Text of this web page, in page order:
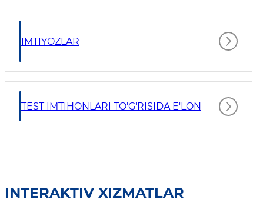
IMTIYOZLAR
TEST IMTIHONLARI TO'G'RISIDA E'LON
INTERAKTIV XIZMATLAR